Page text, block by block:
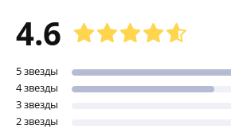
4.6
5 звезды
4 звезды
3 звезды
2 звезды